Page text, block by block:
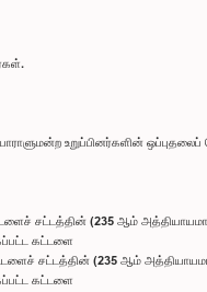
உறுப்பினர்களின்
(235 ஆம் அத்தியாயமான)
கட்டளை
(235 ஆம் அத்தியாயமான)
கட்டளை